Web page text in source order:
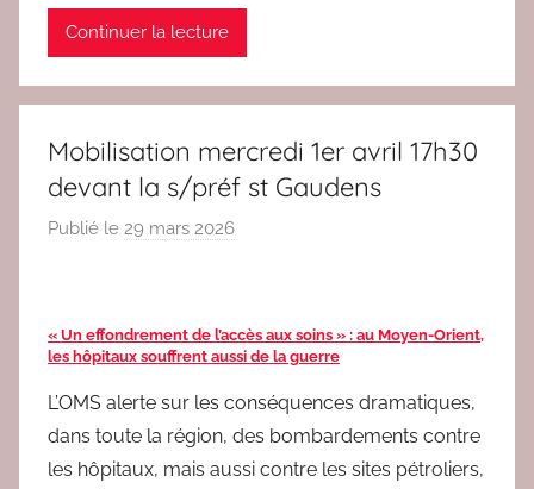
Continuer la lecture
Mobilisation mercredi 1er avril 17h30
devant la s/préf st Gaudens
Publié le 29 mars 2026
e
a
c
2
« Un effondrement de l’accès aux soins » : au Moyen-Orient,
les hôpitaux souffrent aussi de la guerre
L’OMS alerte sur les conséquences dramatiques,
dans toute la région, des bombardements contre
les hôpitaux, mais aussi contre les sites pétroliers,